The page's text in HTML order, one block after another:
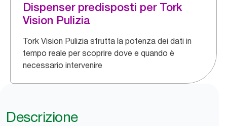
Dispenser predisposti per Tork
Vision Pulizia
Tork Vision Pulizia sfrutta la potenza dei dati in
tempo reale per scoprire dove e quando è
necessario intervenire
Descrizione